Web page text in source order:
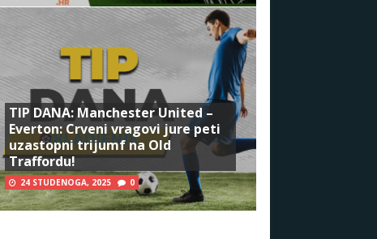
TIP DANA: Manchester United –
Everton: Crveni vragovi jure peti
uzastopni trijumf na Old
Traffordu!
24 STUDENOGA, 2025 0